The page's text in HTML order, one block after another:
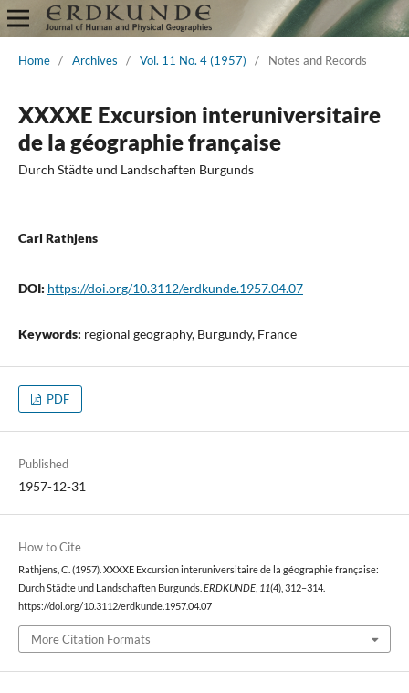
Home / Archives / Vol. 11 No. 4 (1957) / Notes and Records
XXXXE Excursion interuniversitaire
de la géographie française
Durch Städte und Landschaften Burgunds
Carl Rathjens
DOI: https://doi.org/10.3112/erdkunde.1957.04.07
Keywords: regional geography, Burgundy, France
PDF
Published
1957-12-31
How to Cite
Rathjens, C. (1957). XXXXE Excursion interuniversitaire de la géographie française:
Durch Städte und Landschaften Burgunds. ERDKUNDE, 11(4), 312–314.
https://doi.org/10.3112/erdkunde.1957.04.07
More Citation Formats